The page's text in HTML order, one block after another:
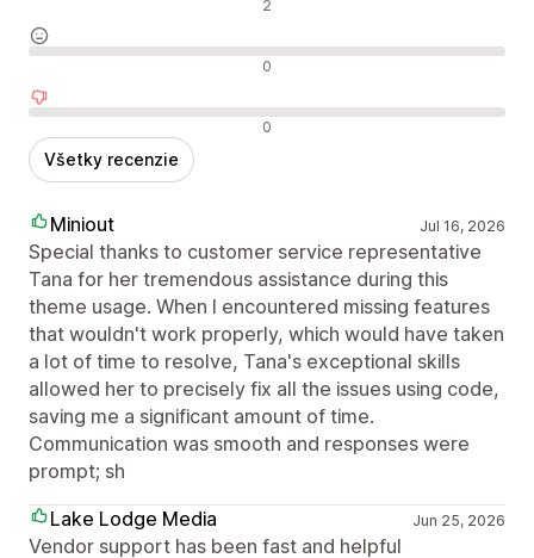
2
0
0
Všetky recenzie
Miniout Jul 16, 2026
Special thanks to customer service representative
Tana for her tremendous assistance during this
theme usage. When I encountered missing features
that wouldn't work properly, which would have taken
a lot of time to resolve, Tana's exceptional skills
allowed her to precisely fix all the issues using code,
saving me a significant amount of time.
Communication was smooth and responses were
prompt; sh
Lake Lodge Media
Jun 25, 2026
Vendor support has been fast and helpful